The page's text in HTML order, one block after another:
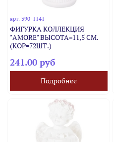
арт.390-1141
ФИГУРКА КОЛЛЕКЦИЯ
"AMORE" ВЫСОТА=11,5 СМ.
(КОР=72ШТ.)
241.00 руб
Подробнее